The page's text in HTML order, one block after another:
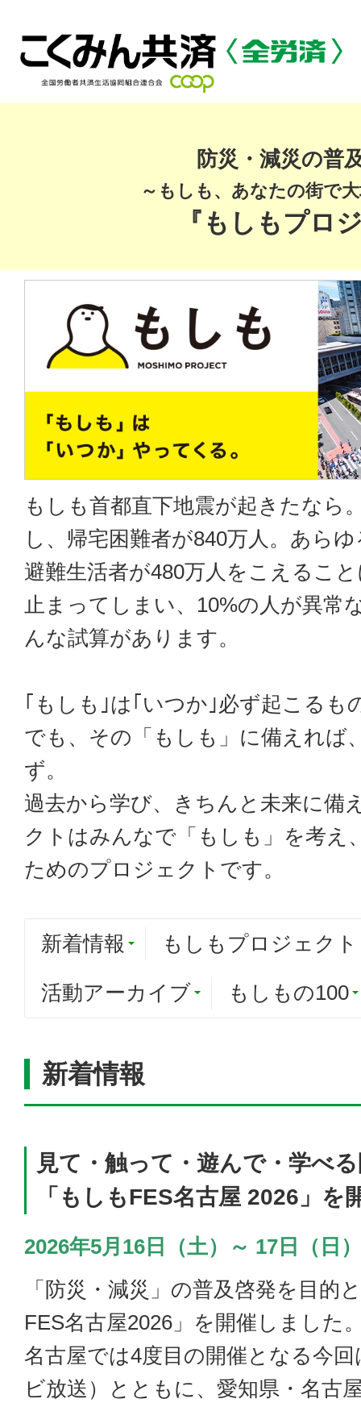
防災・減災の普
～もしも、あなたの街で
『もしもプロ
もしも首都直下地震が起きたなら
し、帰宅困難者が840万人。あら
避難生活者が480万人をこえるこ
止まってしまい、10%の人が異常
んな試算があります。
｢もしも｣は｢いつか｣必ず起こるも
でも、その「もしも」に備えれば
ず。
過去から学び、きちんと未来に備
クトはみんなで「もしも」を考え
ためのプロジェクトです。
新着情報 もしもプロジェク
活動アーカイブ もしもの100
新着情報
見て・触って・遊んで・学べ
「もしもFES名古屋 2026」を
2026年5月16日（土）～ 17日（日
「防災・減災」の普及啓発を目的
FES名古屋2026」を開催しました
名古屋では4度目の開催となる今
ビ放送）とともに、愛知県・名古